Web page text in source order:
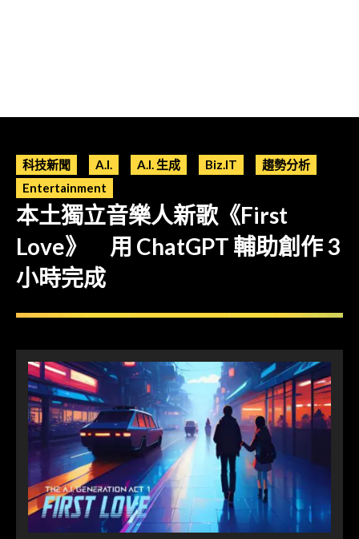
科技新聞 A.I. A.I. 生成 Biz.IT
趨勢分析
Entertainment
本土獨立音樂人新歌《First
Love》 用 ChatGPT 輔助創作 3
小時完成